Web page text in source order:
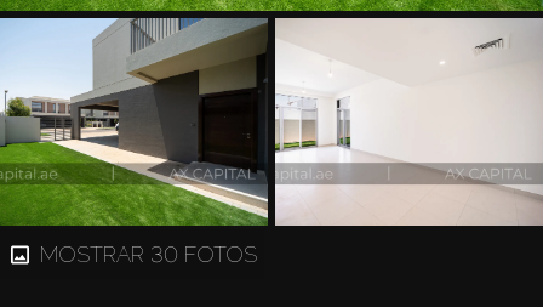
MOSTRAR 30 FOTOS